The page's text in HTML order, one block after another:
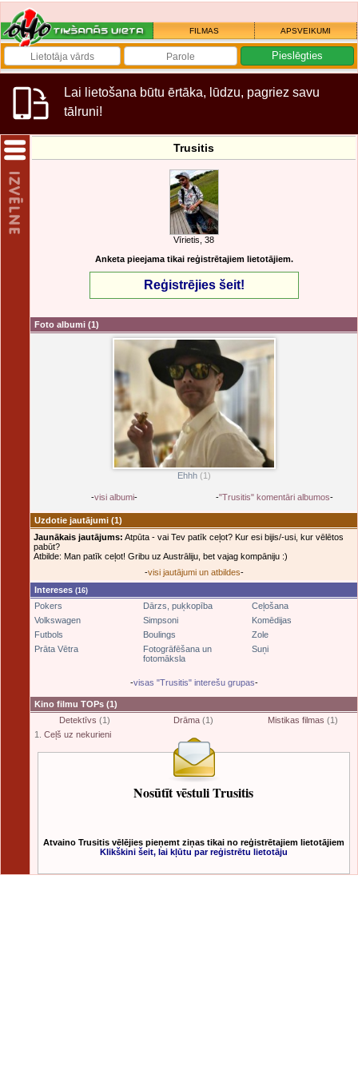
FILMAS APSVEIKUMI
Lai lietošana būtu ērtāka, lūdzu, pagriez savu
tālruni!
Trusitis
Vīrietis, 38
Anketa pieejama tikai reģistrētajiem lietotājiem.
Reģistrējies šeit!
Foto albumi (1)
Ehhh(1)
-visi albumi- -"Trusitis" komentāri albumos-
Uzdotie jautājumi (1)
Jaunākais jautājums: Atpūta - vai Tev patīk ceļot? Kur esi bijis/-usi, kur vēlētos
pabūt?
Atbilde: Man patīk ceļot! Gribu uz Austrāliju, bet vajag kompāniju :)
-visi jautājumi un atbildes-
Intereses (16)
Pokers Dārzs, puķkopība
Ceļošana
Volkswagen
Simpsoni
Komēdijas
Futbols
Boulings
Zole
Prāta Vētra
Fotogrāfēšana un
fotomāksla
Suņi
-visas "Trusitis" interešu grupas-
Kino filmu TOPs (1)
Detektīvs (1) Drāma (1) Mistikas filmas (1)
1. Ceļš uz nekurieni
Nosūtīt vēstuli Trusitis
Atvaino Trusitis vēlējies pieņemt ziņas tikai no reģistrētajiem lietotājiem
Klikškini šeit, lai kļūtu par reģistrētu lietotāju